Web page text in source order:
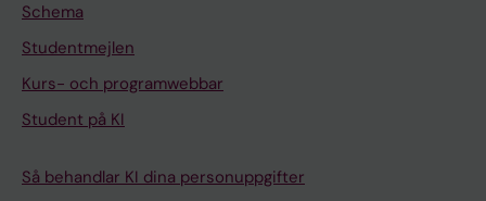
Schema
Studentmejlen
Kurs- och programwebbar
Student på KI
Så behandlar KI dina personuppgifter